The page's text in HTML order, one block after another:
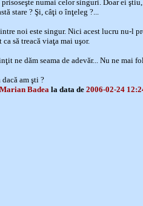
numai celor singuri. Doar ei
stare ? Şi, câţi o înţeleg ?...
noi este singur. Nici acest lucru nu-l
să treacă viaţa mai uşor.
ne dăm seama de adevăr... Nu ne mai
am şti ?
Marian Badea la data de 2006-02-24